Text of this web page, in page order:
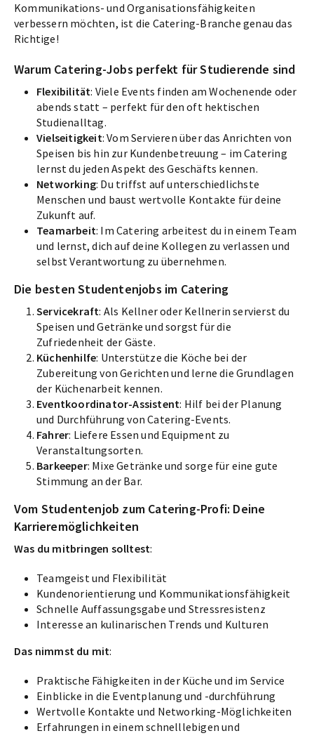
Kommunikations- und Organisationsfähigkeiten
verbessern möchten, ist die Catering-Branche genau das
Richtige!
Warum Catering-Jobs perfekt für Studierende sind
Flexibilität: Viele Events finden am Wochenende oder
abends statt – perfekt für den oft hektischen
Studienalltag.
Vielseitigkeit: Vom Servieren über das Anrichten von
Speisen bis hin zur Kundenbetreuung – im Catering
lernst du jeden Aspekt des Geschäfts kennen.
Networking: Du triffst auf unterschiedlichste
Menschen und baust wertvolle Kontakte für deine
Zukunft auf.
Teamarbeit: Im Catering arbeitest du in einem Team
und lernst, dich auf deine Kollegen zu verlassen und
selbst Verantwortung zu übernehmen.
Die besten Studentenjobs im Catering
Servicekraft: Als Kellner oder Kellnerin servierst du
Speisen und Getränke und sorgst für die
Zufriedenheit der Gäste.
Küchenhilfe: Unterstütze die Köche bei der
Zubereitung von Gerichten und lerne die Grundlagen
der Küchenarbeit kennen.
Eventkoordinator-Assistent: Hilf bei der Planung
und Durchführung von Catering-Events.
Fahrer: Liefere Essen und Equipment zu
Veranstaltungsorten.
Barkeeper: Mixe Getränke und sorge für eine gute
Stimmung an der Bar.
Vom Studentenjob zum Catering-Profi: Deine
Karrieremöglichkeiten
Was du mitbringen solltest:
Teamgeist und Flexibilität
Kundenorientierung und Kommunikationsfähigkeit
Schnelle Auffassungsgabe und Stressresistenz
Interesse an kulinarischen Trends und Kulturen
Das nimmst du mit:
Praktische Fähigkeiten in der Küche und im Service
Einblicke in die Eventplanung und -durchführung
Wertvolle Kontakte und Networking-Möglichkeiten
Erfahrungen in einem schnelllebigen und